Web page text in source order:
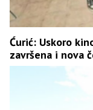
Ćurić: Uskoro
završena i nova